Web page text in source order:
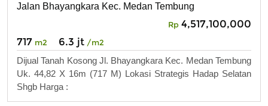
Jalan Bhayangkara Kec. Medan Tembung
Rp 4,517,100,000
717 m2 6.3 jt /m2
Dijual Tanah Kosong Jl. Bhayangkara Kec. Medan Tembung
Uk. 44,82 X 16m (717 M) Lokasi Strategis Hadap Selatan
Shgb Harga :